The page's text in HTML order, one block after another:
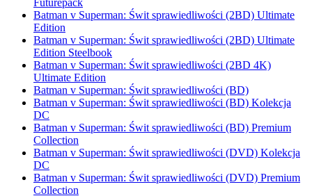
Futurepack
Batman v Superman: Świt sprawiedliwości (2BD) Ultimate
Edition
Batman v Superman: Świt sprawiedliwości (2BD) Ultimate
Edition Steelbook
Batman v Superman: Świt sprawiedliwości (2BD 4K)
Ultimate Edition
Batman v Superman: Świt sprawiedliwości (BD)
Batman v Superman: Świt sprawiedliwości (BD) Kolekcja
DC
Batman v Superman: Świt sprawiedliwości (BD) Premium
Collection
Batman v Superman: Świt sprawiedliwości (DVD) Kolekcja
DC
Batman v Superman: Świt sprawiedliwości (DVD) Premium
Collection